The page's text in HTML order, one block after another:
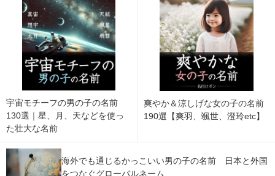
宇宙モチーフの男の子の名前
130選｜星、月、天などを使っ
た壮大な名前
爽やか＆涼しげな女の子の名前
190選【爽羽、颯世、澄玲etc】
海外でも通じるかっこいい男の子の名前 日本と外国
をつなぐグローバルネーム